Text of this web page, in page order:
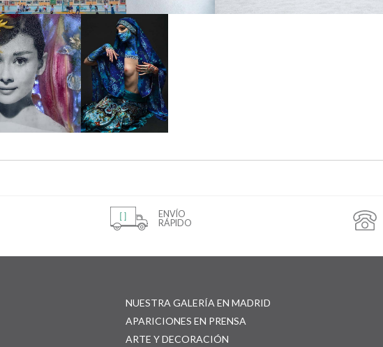
ENVÍO
RÁPIDO
NUESTRA GALERÍA EN MADRID
APARICIONES EN PRENSA
ARTE Y DECORACIÓN